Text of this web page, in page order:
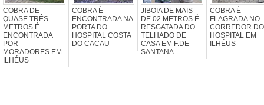
COBRA DE
QUASE TRÊS
METROS É
ENCONTRADA
POR
MORADORES EM
ILHÉUS
COBRA É
ENCONTRADA NA
PORTA DO
HOSPITAL COSTA
DO CACAU
JIBOIA DE MAIS
DE 02 METROS É
RESGATADA DO
TELHADO DE
CASA EM F.DE
SANTANA
COBRA É
FLAGRADA NO
CORREDOR DO
HOSPITAL EM
ILHÉUS